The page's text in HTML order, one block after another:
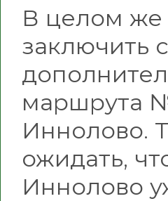
В целом же
заключить
маршрута
Иннолово.
ожидать,
Иннолово